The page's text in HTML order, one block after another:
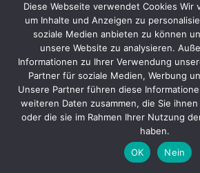
Diese Webseite verwendet Cookies Wir
um Inhalte und Anzeigen zu
soziale Medien anbieten zu können
unsere Website zu analysieren.
Informationen zu Ihrer Verwendung
Partner für soziale Medien, Werbung
Unsere Partner führen diese
weiteren Daten zusammen, die Sie
oder die sie im Rahmen Ihrer Nutzung
haben.
OK
Nein